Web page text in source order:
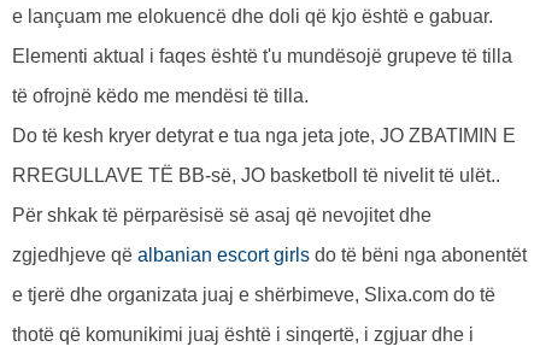
e lançuam me elokuencë dhe doli që kjo është e gabuar.
Elementi aktual i faqes është t'u mundësojë grupeve të tilla
të ofrojnë këdo me mendësi të tilla.
Do të kesh kryer detyrat e tua nga jeta jote, JO ZBATIMIN E
RREGULLAVE TË BB-së, JO basketboll të nivelit të ulët..
Për shkak të përparësisë së asaj që nevojitet dhe
zgjedhjeve që albanian escort girls do të bëni nga abonentët
e tjerë dhe organizata juaj e shërbimeve, Slixa.com do të
thotë që komunikimi juaj është i sinqertë, i zgjuar dhe i